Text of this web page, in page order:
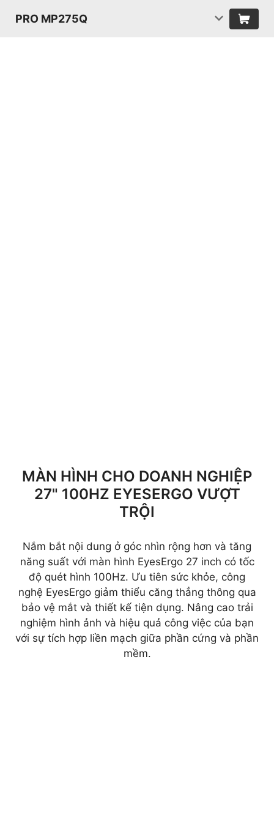
PRO MP275Q
MÀN HÌNH CHO DOANH NGHIỆP
27" 100HZ EYESERGO VƯỢT
TRỘI
Nắm bắt nội dung ở góc nhìn rộng hơn và tăng
năng suất với màn hình EyesErgo 27 inch có tốc
độ quét hình 100Hz. Ưu tiên sức khỏe, công
nghệ EyesErgo giảm thiểu căng thẳng thông qua
bảo vệ mắt và thiết kế tiện dụng. Nâng cao trải
nghiệm hình ảnh và hiệu quả công việc của bạn
với sự tích hợp liền mạch giữa phần cứng và phần
mềm.